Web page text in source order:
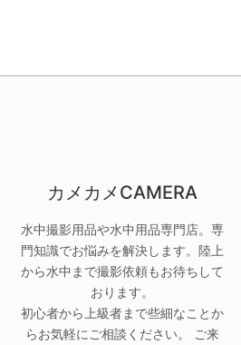
カメカメCAMERA
水中撮影用品や水中用品専門店。専
門知識でお悩みを解決します。陸上
から水中まで撮影依頼もお待ちして
おります。
初心者から上級者まで些細なことか
らお気軽にご相談ください。 ご来